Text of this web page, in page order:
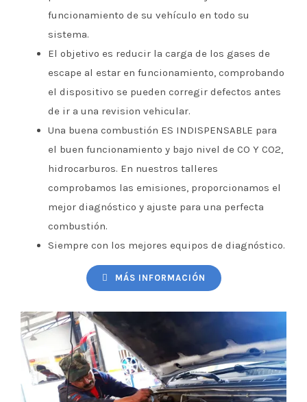
funcionamiento de su vehículo en todo su
sistema.
El objetivo es reducir la carga de los gases de
escape al estar en funcionamiento, comprobando
el dispositivo se pueden corregir defectos antes
de ir a una revision vehicular.
Una buena combustión ES INDISPENSABLE para
el buen funcionamiento y bajo nivel de CO Y CO2,
hidrocarburos. En nuestros talleres
comprobamos las emisiones, proporcionamos el
mejor diagnóstico y ajuste para una perfecta
combustión.
Siempre con los mejores equipos de diagnóstico.
MÁS INFORMACIÓN